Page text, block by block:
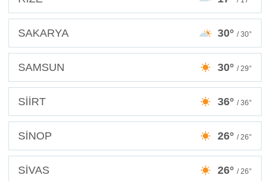
SAKARYA 30° / 30°
SAMSUN 30° / 29°
SİİRT 36° / 36°
SİNOP 26° / 26°
SİVAS 26° / 26°